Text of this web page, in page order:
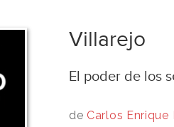
Villarejo
El poder de los
de Carlos Enrique